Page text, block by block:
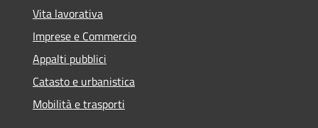
Vita lavorativa
Imprese e Commercio
Appalti pubblici
Catasto e urbanistica
Mobilità e trasporti